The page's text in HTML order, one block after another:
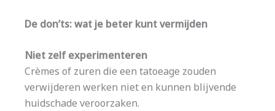
De don’ts: wat je beter kunt vermijden
Niet zelf experimenteren
Crèmes of zuren die een tatoeage zouden
verwijderen werken niet en kunnen blijvende
huidschade veroorzaken.